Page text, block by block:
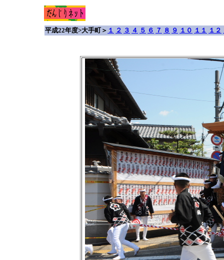
平成22年度>大手町＞ １ ２ ３ ４ ５ ６ ７ ８ ９ １０ １１ １２